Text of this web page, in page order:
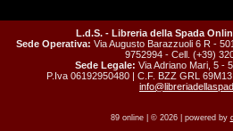
L.d.S. - Libreria della Spada
Sede Operativa: Via Augusto Barazzuoli 6 R -
9752994 - Cell. (+39)
Sede Legale: Via Adriano Mari, 5 -
P.Iva 06192950480 | C.F. BZZ GRL
89 online | © 2026 | powered by